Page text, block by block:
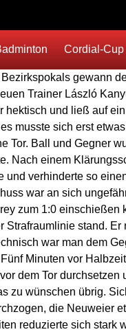
Cordial-Cup
gewann
Trainer László
und ließ auf
musste sich erst
Ball und Gegner
Nach einem
verhinderte so
war an sich
zum 1:0
stand.
war man dem
Minuten vor
dem Tor
wünschen übrig.
die Neuweier
reduzierte sich